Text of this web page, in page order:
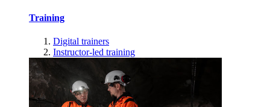
Training
Digital trainers
Instructor-led training